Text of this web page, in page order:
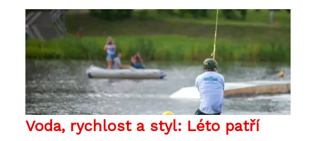
Voda, rychlost a styl: Léto patří